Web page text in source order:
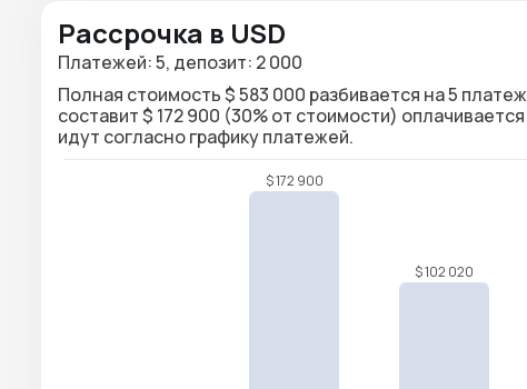
Рассрочка в USD
Платежей: 5, депозит: 2 000
Полная стоимость $ 583 000 разбивается на 5
составит $ 172 900 (30% от стоимости)
идут согласно графику платежей.